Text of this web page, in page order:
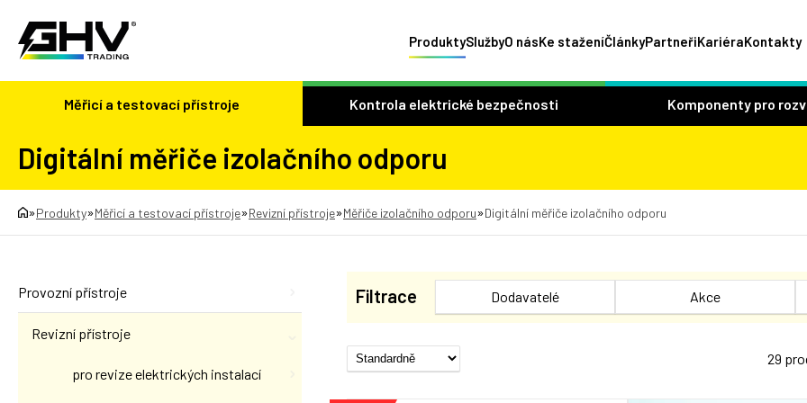
ProduktySlužbyO násKe staženíČlánkyPartneřiKariéraKontakty
Měřicí a testovací přístroje Kontrola elektrické bezpečnosti Komponenty pro
Digitální měřiče izolačního odporu
»Produkty»Měřicí a testovací přístroje»Revizní přístroje»Měřiče izolačního odporu»Digitální měřiče izolačního odporu
Provozní přístroje
Revizní přístroje
pro revize elektrických instalací
Filtrace Dodavatelé Akce
29